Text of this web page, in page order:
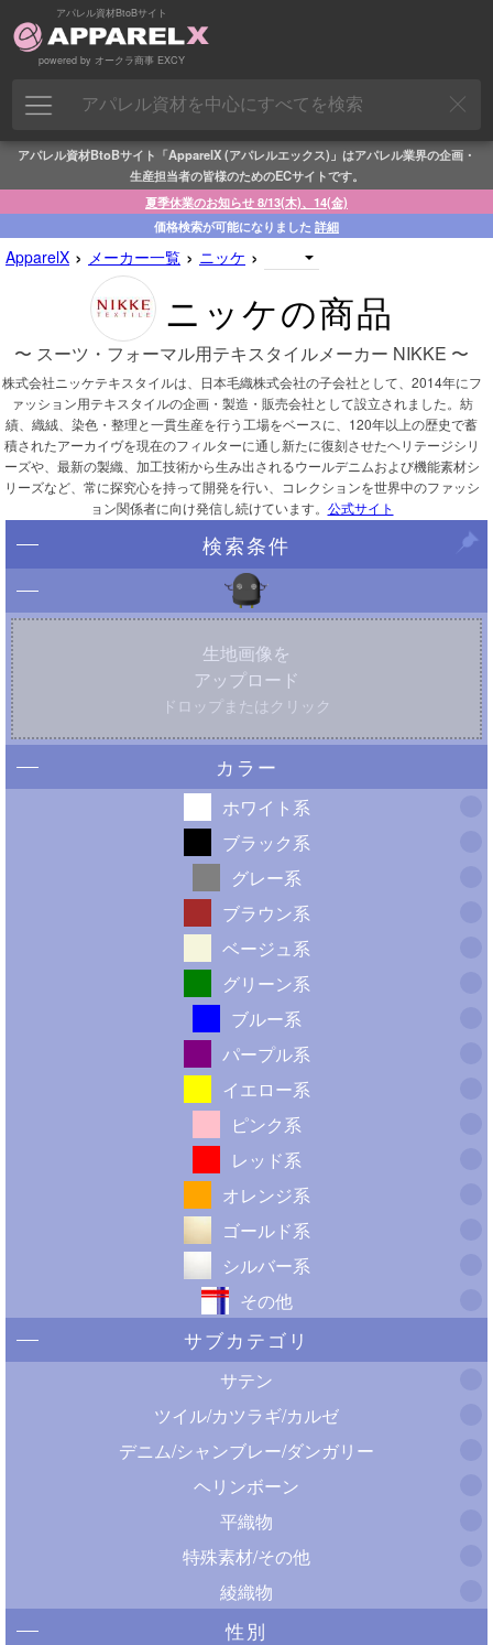
アパレル資材BtoBサイト
powered by オークラ商事 EXCY
アパレル資材BtoBサイト「ApparelX (アパレルエックス)」はアパレル業界の企画・
生産担当者の皆様のためのECサイトです。
夏季休業のお知らせ 8/13(木)、14(金)
価格検索が可能になりました 詳細
ApparelX › メーカー一覧 › ニッケ ›
ニッケの商品
〜 スーツ・フォーマル用テキスタイルメーカー NIKKE 〜
株式会社ニッケテキスタイルは、日本毛織株式会社の子会社として、2014年にフ
ァッション用テキスタイルの企画・製造・販売会社として設立されました。紡
績、織絨、染色・整理と一貫生産を行う工場をベースに、120年以上の歴史で蓄
積されたアーカイヴを現在のフィルターに通し新たに復刻させたヘリテージシリ
ーズや、最新の製織、加工技術から生み出されるウールデニムおよび機能素材シ
リーズなど、常に探究心を持って開発を行い、コレクションを世界中のファッシ
ョン関係者に向け発信し続けています。 公式サイト
検索条件
生地画像を
アップロード
ドロップまたはクリック
カラー
ホワイト系
ブラック系
グレー系
ブラウン系
ベージュ系
グリーン系
ブルー系
パープル系
イエロー系
ピンク系
レッド系
オレンジ系
ゴールド系
シルバー系
その他
サブカテゴリ
サテン
ツイル/カツラギ/カルゼ
デニム/シャンブレー/ダンガリー
ヘリンボーン
平織物
特殊素材/その他
綾織物
性別